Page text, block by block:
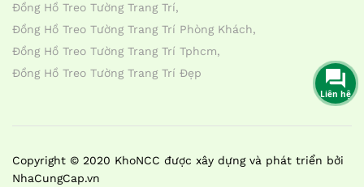
Đồng Hồ Treo Tường Trang Trí
Đồng Hồ Treo Tường Trang Trí Phòng Khách
Đồng Hồ Treo Tường Trang Trí Tphcm
Đồng Hồ Treo Tường Trang Trí Đẹp
Copyright © 2020 KhoNCC được xây dựng và phát triển bởi
NhaCungCap.vn
Liên hệ